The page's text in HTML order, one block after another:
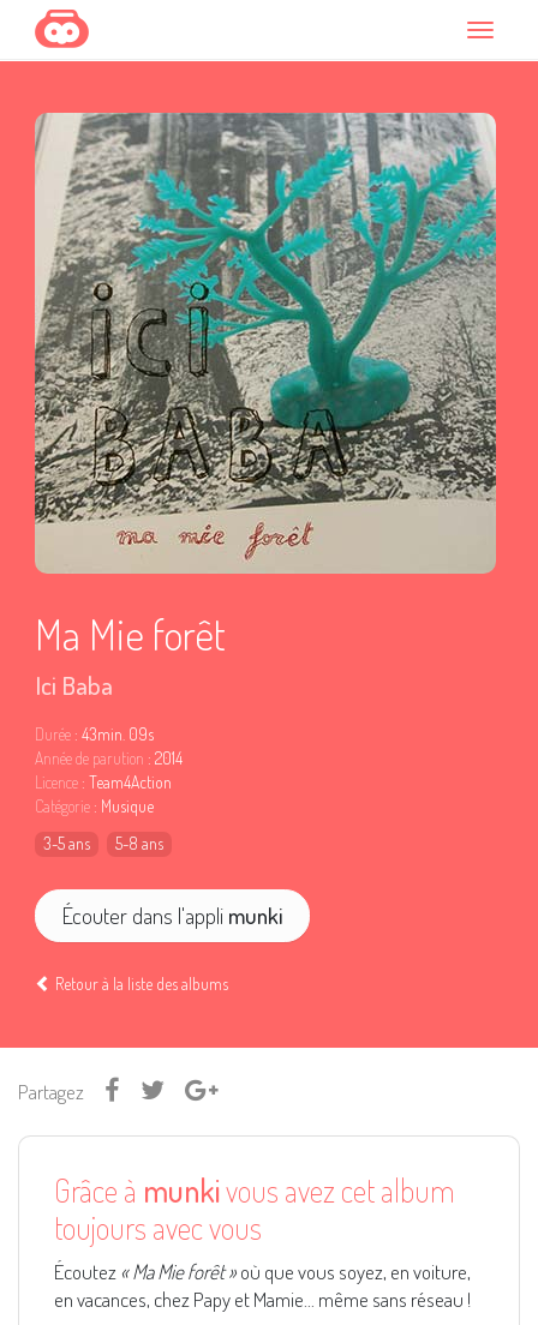
Ma Mie forêt
Ici Baba
Durée : 43min. 09s
Année de parution : 2014
Licence : Team4Action
Catégorie : Musique
3-5 ans
5-8 ans
Écouter dans l'appli munki
Retour à la liste des albums
Partagez
Grâce à munkivous avez cet album
toujours avec vous
Écoutez « Ma Mie forêt »où que vous soyez, en voiture,
en vacances, chez Papy et Mamie... même sans réseau !